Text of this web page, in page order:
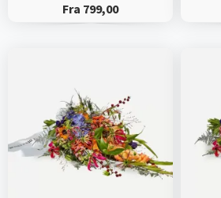
Fra 799,00